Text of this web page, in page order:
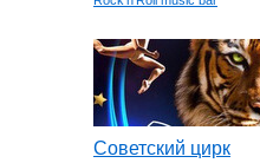
Советский цирк